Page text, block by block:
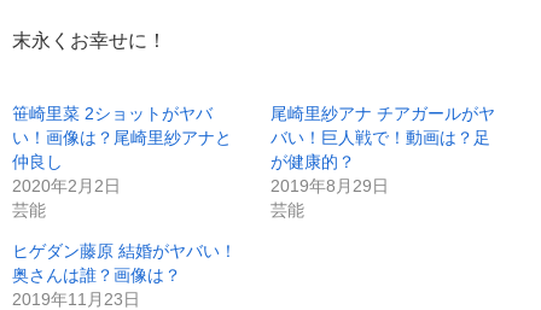
末永くお幸せに！
笹崎里菜 2ショットがヤバ
い！画像は？尾崎里紗アナと
仲良し
2020年2月2日
芸能
尾崎里紗アナ チアガールがヤ
バい！巨人戦で！動画は？足
が健康的？
2019年8月29日
芸能
ヒゲダン藤原 結婚がヤバい！
奥さんは誰？画像は？
2019年11月23日